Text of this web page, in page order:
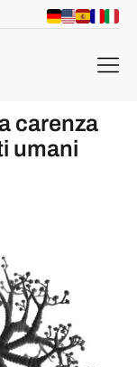
menu
carenza
umani